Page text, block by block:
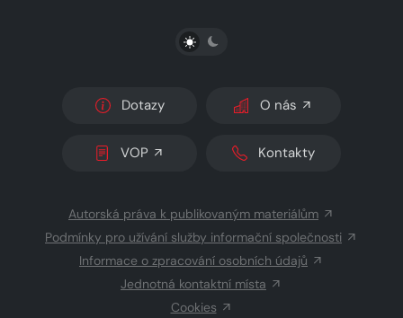
PŘEPNOUT SVĚTLÝ/TMAVÝ REŽIM
Dotazy O nás
VOP Kontakty
Autorská práva k publikovaným materiálům
Podmínky pro užívání služby informační společnosti
Informace o zpracování osobních údajů
Jednotná kontaktní místa
Cookies